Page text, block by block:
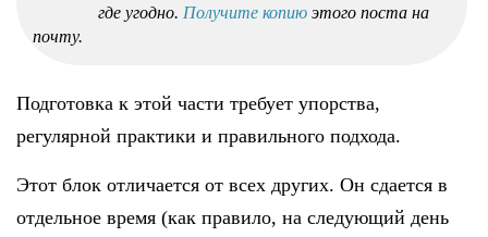
где угодно. Получите копию этого поста на
почту.
Подготовка к этой части требует упорства,
регулярной практики и правильного подхода.
Этот блок отличается от всех других. Он сдается в
отдельное время (как правило, на следующий день